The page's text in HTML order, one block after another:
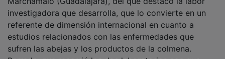
investigadora que desarrolla, que lo convierte en un
referente de dimensión internacional en cuanto a
estudios relacionados con las enfermedades que
sufren las abejas y los productos de la colmena.
Barreda, que recorrió los dos laboratorios con que